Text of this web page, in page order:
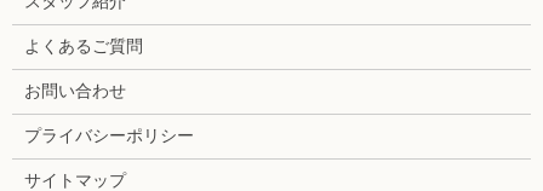
よくあるご質問
お問い合わせ
プライバシーポリシー
サイトマップ